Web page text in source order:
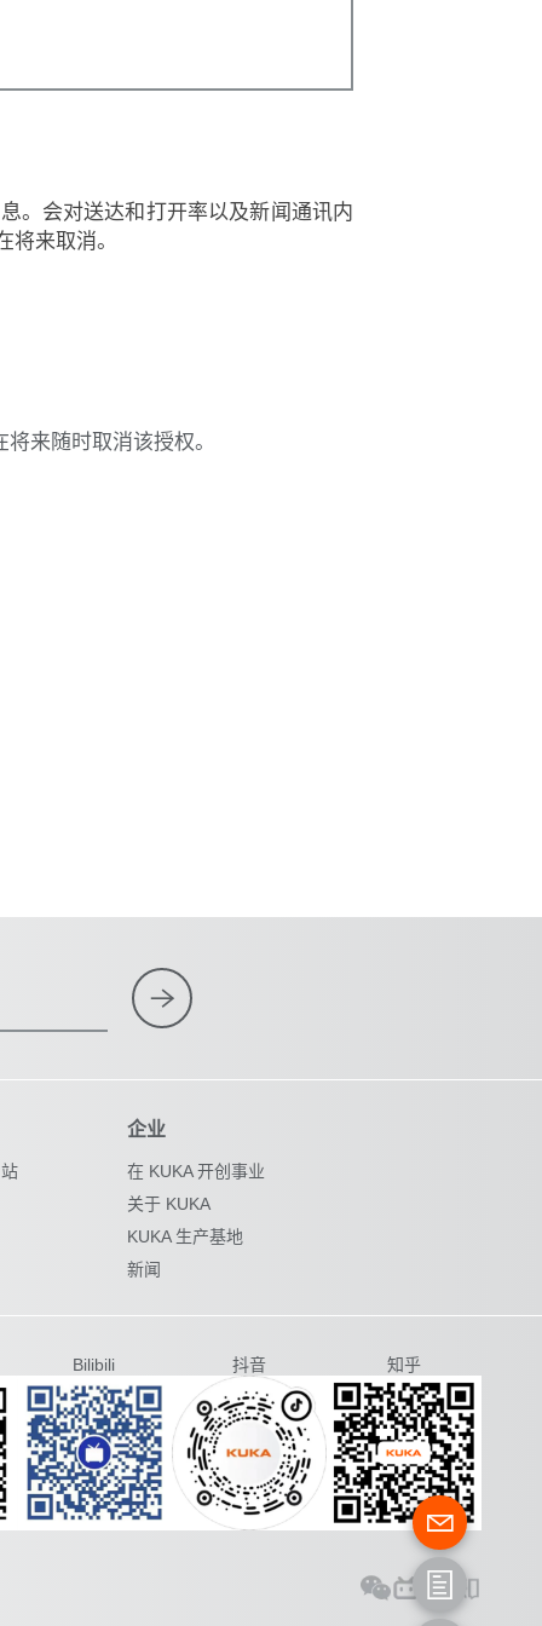
。会对送达和打开率以及新闻通讯内
将来取消。
来随时取消该授权。
企业
在 KUKA 开创事业
关于 KUKA
KUKA 生产基地
新闻
Bilibili 抖音 知乎